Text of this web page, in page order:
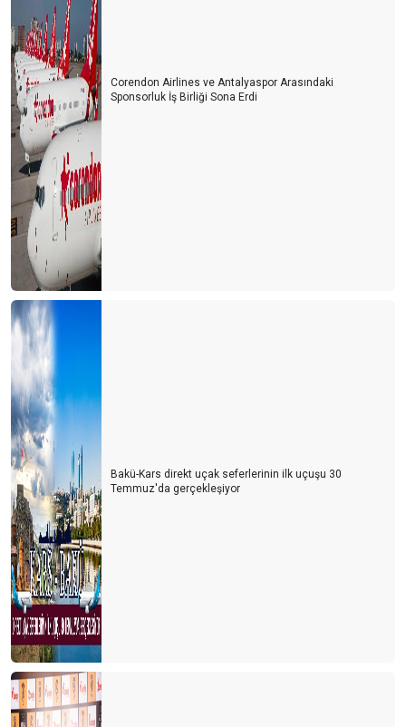
Turizmde umutlar temmuz ayına kaldı
Turisti mi çalışanlardan, çalışanları mı turistten koruyacağız?
Usulca turistin yanına sokuldum
Dünya kenti Antalya böyle mi olmalıydı?
Ne devletler ne de işletmeler bilmiyor?
Bu gidişle yaz turizmi de tehlikede
Turizm sezonunun açılışı papatya falına döndü
Turizm iyi mi olacak? Kötü mü olacak? Gerçek nedir?
CEVABI OLMAYAN SORU
2021 yılı umutların gerçekleştiği bir yıl olsun
Eleştirelim ama hakkını da verelim
Turist gelecek hayaline kapılmayalım
Turizmde herkes bildiğini okuyor
Şeffaf olmazsak turist gelmek istemez
Turizmin Albayı aramızdan ayrıldı
Son dakika umut oldu
Turizmci umudunu kaybetmemek için direniyor
2021 yılı turizmde umut ve endişe yılı olacak
Antalya dünyanın en iyisi
Antalya yurt dışı uçuşlara kapatılmalı
TURİZM İSTATİSTİKLERİ DEVLET SIRRI MI?
Corendon Airlines ve Antalyaspor Arasındaki
Sponsorluk İş Birliği Sona Erdi
Bakü-Kars direkt uçak seferlerinin ilk uçuşu 30
Temmuz'da gerçekleşiyor